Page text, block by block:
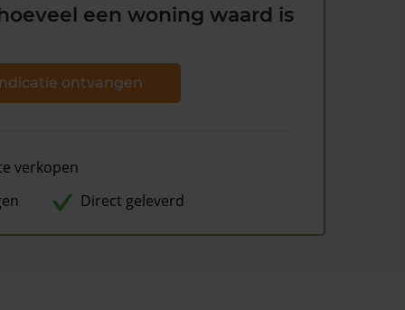
een woning waard is
ontvangen
verkopen
Direct geleverd